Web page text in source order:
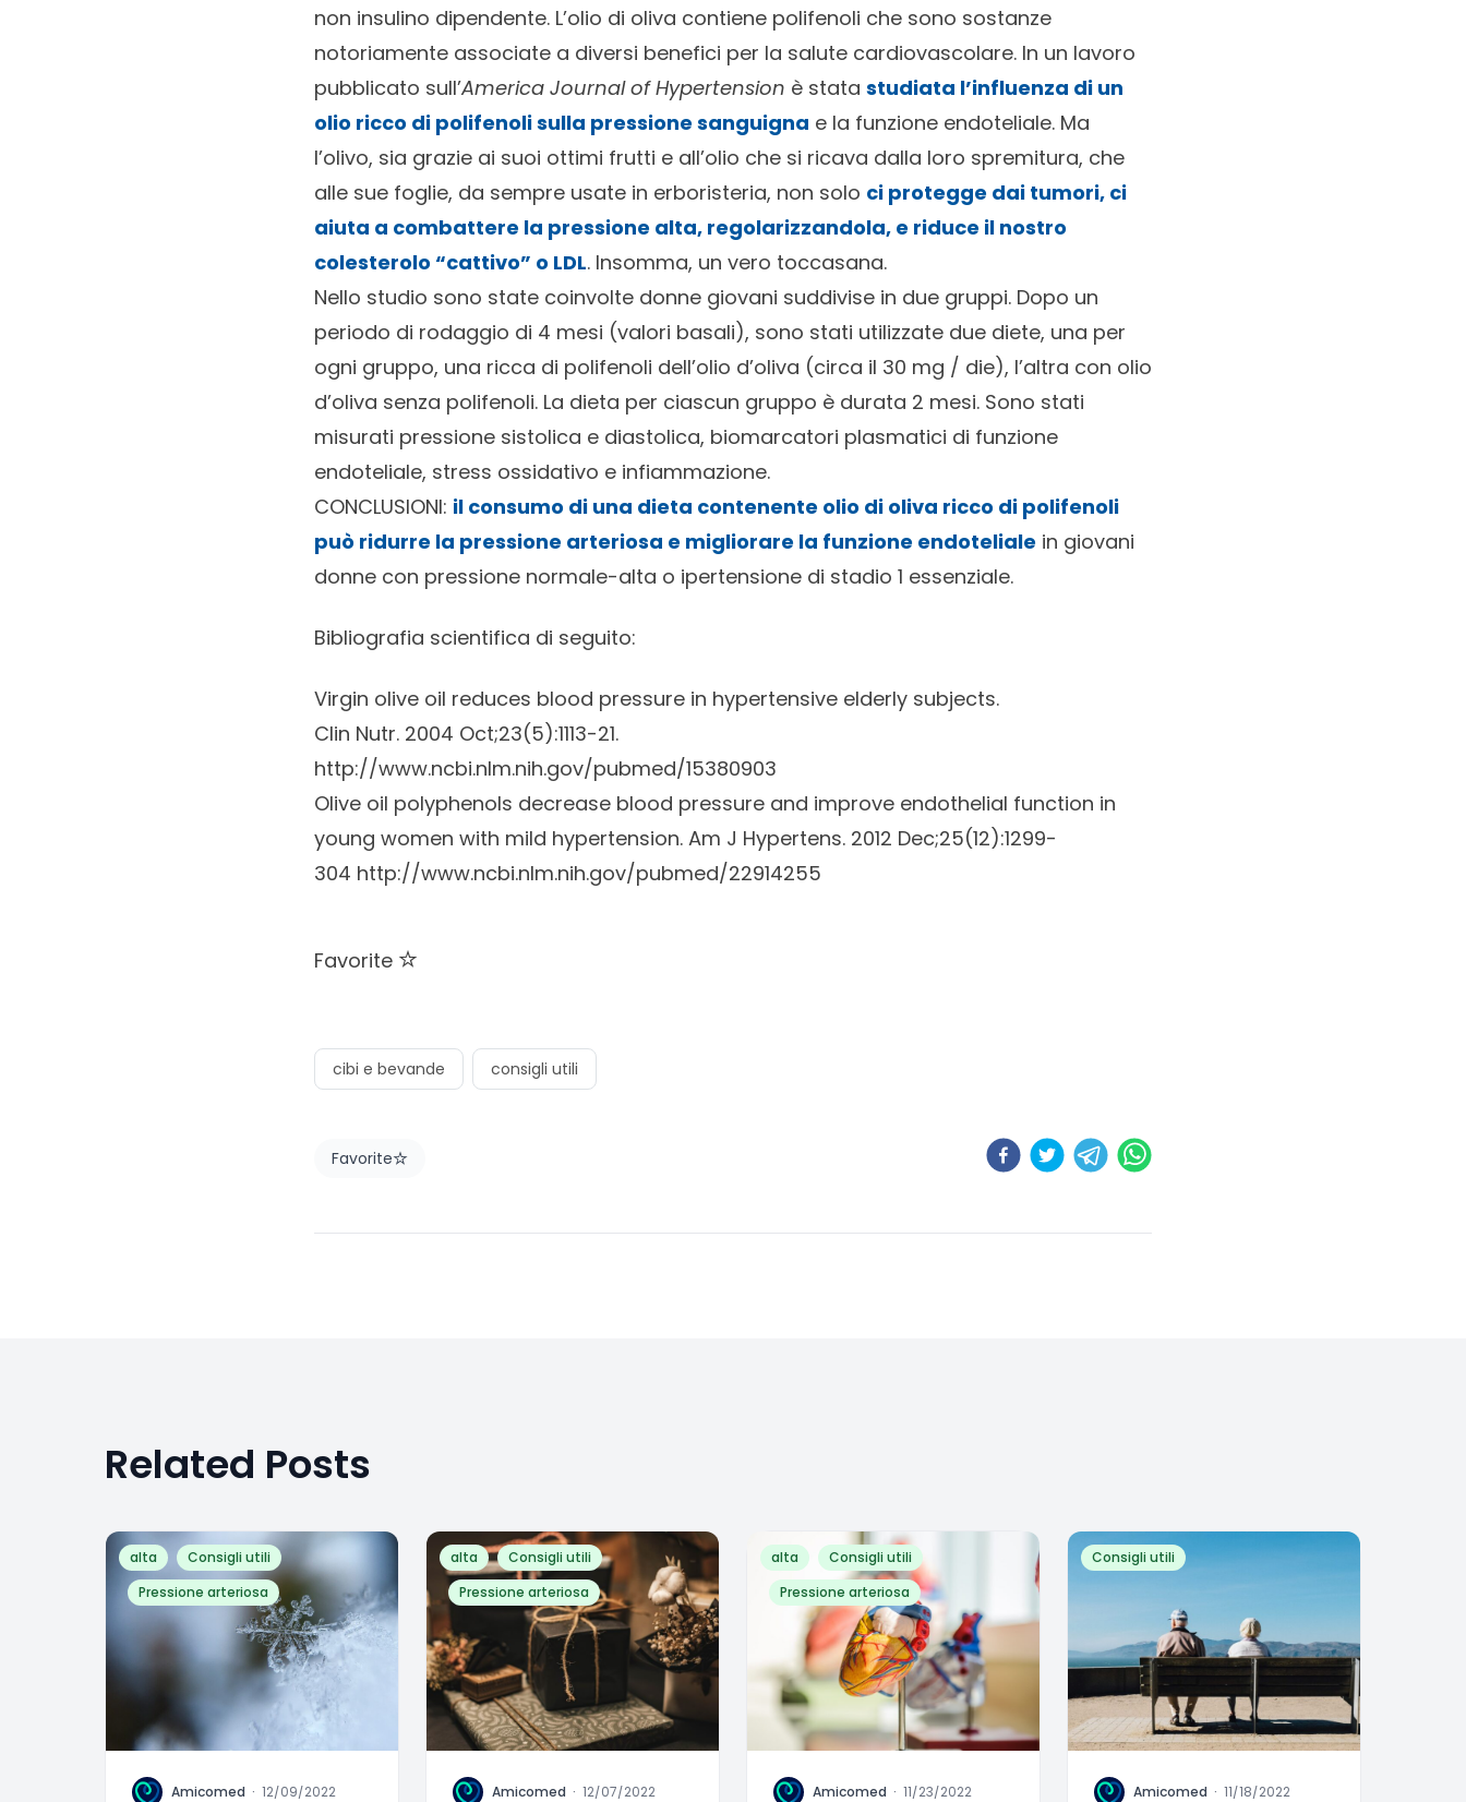
non insulino dipendente. L’olio di oliva contiene polifenoli che sono sostanze
notoriamente associate a diversi benefici per la salute cardiovascolare. In un lavoro
pubblicato sull’America Journal of Hypertension è stata studiata l’influenza di un
olio ricco di polifenoli sulla pressione sanguigna e la funzione endoteliale. Ma
l’olivo, sia grazie ai suoi ottimi frutti e all’olio che si ricava dalla loro spremitura, che
alle sue foglie, da sempre usate in erboristeria, non solo ci protegge dai tumori, ci
aiuta a combattere la pressione alta, regolarizzandola, e riduce il nostro
colesterolo “cattivo” o LDL. Insomma, un vero toccasana.
Nello studio sono state coinvolte donne giovani suddivise in due gruppi. Dopo un
periodo di rodaggio di 4 mesi (valori basali), sono stati utilizzate due diete, una per
ogni gruppo, una ricca di polifenoli dell’olio d’oliva (circa il 30 mg / die), l’altra con olio
d’oliva senza polifenoli. La dieta per ciascun gruppo è durata 2 mesi. Sono stati
misurati pressione sistolica e diastolica, biomarcatori plasmatici di funzione
endoteliale, stress ossidativo e infiammazione.
CONCLUSIONI: il consumo di una dieta contenente olio di oliva ricco di polifenoli
può ridurre la pressione arteriosa e migliorare la funzione endoteliale in giovani
donne con pressione normale-alta o ipertensione di stadio 1 essenziale.
Bibliografia scientifica di seguito:
Virgin olive oil reduces blood pressure in hypertensive elderly subjects.
Clin Nutr. 2004 Oct;23(5):1113-21.
http://www.ncbi.nlm.nih.gov/pubmed/15380903
Olive oil polyphenols decrease blood pressure and improve endothelial function in
young women with mild hypertension. Am J Hypertens. 2012 Dec;25(12):1299-
304 http://www.ncbi.nlm.nih.gov/pubmed/22914255
Favorite
cibi e bevande consigli utili
Favorite
Related Posts
alta
Consigli utili
Pressione arteriosa
A Amicomed · 12/09/2022
alta
Consigli utili
Pressione arteriosa
A Amicomed · 12/07/2022
alta
Consigli utili
Pressione arteriosa
A Amicomed · 11/23/2022
Consigli utili
A Amicomed · 11/18/2022